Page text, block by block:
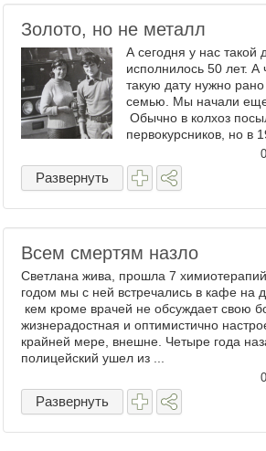
Золото, но не металл
А сегодня у нас
исполнилось 50 лет. А
такую дату нужно рано
семью. Мы начали еще
Обычно в колхоз
первокурсников, но в
небывалый урожай, а
некому. Вот и послали
Развернуть
Всем смертям назло
Светлана жива, прошла 7
годом мы с ней встречались в кафе на
кем кроме врачей не обсуждает свою
жизнерадостная и оптимистично
крайней мере, внешне. Четыре года
полицейский ушел из ...
Развернуть